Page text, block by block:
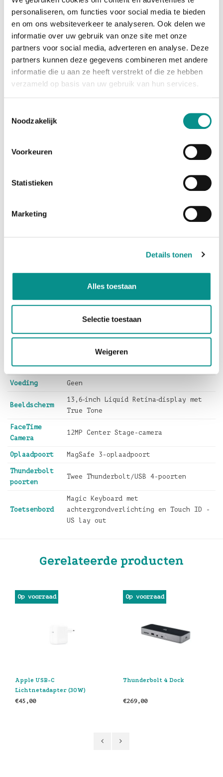
personaliseren, om functies voor social media te bieden
en om ons websiteverkeer te analyseren. Ook delen we
informatie over uw gebruik van onze site met onze
partners voor social media, adverteren en analyse. Deze
partners kunnen deze gegevens combineren met andere
informatie die u aan ze heeft verstrekt of die ze hebben
verzameld op basis van uw gebruik van hun services.
Noodzakelijk
Voorkeuren
Statistieken
Marketing
Details tonen
Alles toestaan
Selectie toestaan
Weigeren
Refurbished, maar als nieuw
Elke refurbished MacBook Air wordt zorgvuldig
nagekeken en voorzien van een schone macOS-
installatie.
• Technisch 100% in orde
• Cosmetisch in nieuwstaat (5-sterrenklasse)
Waarom Onlinemacwinkel.nl
kwaliteit, service en transparantie. Sinds 2006
leveren wij refurbished Macs aan particulieren en
advies, een ruim assortiment en 30 dagen bedenktijd
Kort samengevat
Mac verlangt en tegelijk duurzaam wil investeren.
refurbished MacBook Air-modellen.
Apple M4 | 10-core CPU | 10-core GPU
| 16-core Neural Engine
24 GB Centraal geheugen
Opstartschijf 512 GB SSD-opslag
Voeding Geen
Beeldscherm
13,6‑inch Liquid Retina‑display met
True Tone
FaceTime
Camera
12MP Center Stage-camera
Oplaadpoort MagSafe 3-oplaadpoort
Thunderbolt
poorten
Twee Thunderbolt/USB 4-poorten
Toetsenbord
Magic Keyboard met
achtergrondverlichting en Touch ID -
US lay out
Gerelateerde producten
Op voorraad
Thunderbolt 4 Dock
€269,00
Op voorraad
Apple Studio Display
€1.629,00